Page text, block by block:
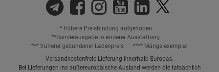
* frühere Preisbindung aufgehoben
**Sonderausgabe in anderer Ausstattung
*** früherer gebundener Ladenpreis
**** Mängelexemplar
Versandkostenfreie Lieferung innerhalb Europas.
Bei Lieferungen ins außereuropäische Ausland werden die tatsächlich